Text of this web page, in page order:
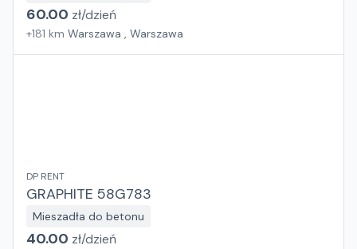
60.00 zł/dzień
+181 km Warszawa , Warszawa
DP RENT
GRAPHITE 58G783
Mieszadła do betonu
40.00 zł/dzień